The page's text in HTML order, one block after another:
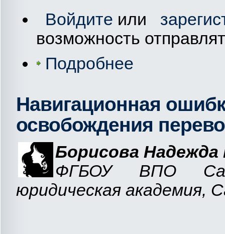
Войдите или
возможность
Подробнее
Навигационная
освобождения
Борисова Надежда
ФГБОУ ВПО
юридическая академия,